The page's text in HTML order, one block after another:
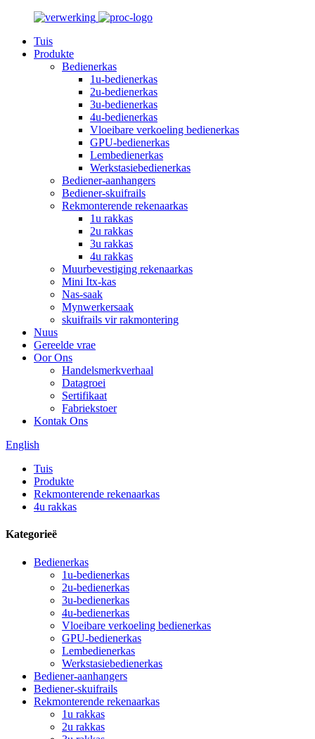
Tuis
Produkte
Bedienerkas
1u-bedienerkas
2u-bedienerkas
3u-bedienerkas
4u-bedienerkas
Vloeibare verkoeling bedienerkas
GPU-bedienerkas
Lembedienerkas
Werkstasiebedienerkas
Bediener-aanhangers
Bediener-skuifrails
Rekmonterende rekenaarkas
1u rakkas
2u rakkas
3u rakkas
4u rakkas
Muurbevestiging rekenaarkas
Mini Itx-kas
Nas-saak
Mynwerkersaak
skuifrails vir rakmontering
Nuus
Gereelde vrae
Oor Ons
Handelsmerkverhaal
Datagroei
Sertifikaat
Fabriekstoer
Kontak Ons
English
Tuis
Produkte
Rekmonterende rekenaarkas
4u rakkas
Kategorieë
Bedienerkas
1u-bedienerkas
2u-bedienerkas
3u-bedienerkas
4u-bedienerkas
Vloeibare verkoeling bedienerkas
GPU-bedienerkas
Lembedienerkas
Werkstasiebedienerkas
Bediener-aanhangers
Bediener-skuifrails
Rekmonterende rekenaarkas
1u rakkas
2u rakkas